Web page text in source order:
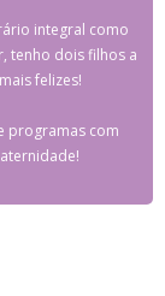
integral como
tenho dois filhos a
felizes!
programas com